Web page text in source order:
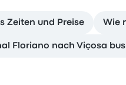
Zeiten und Preise Wie
Floriano nach Viçosa